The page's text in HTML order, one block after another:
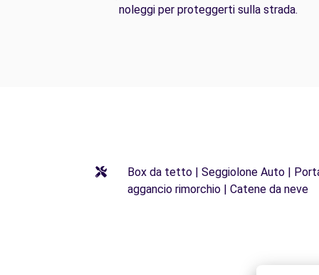
noleggi per proteggerti sulla strada.
Box da tetto | Seggiolone Auto |
aggancio rimorchio | Catene da neve